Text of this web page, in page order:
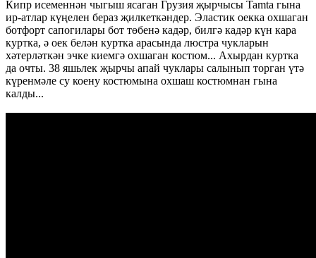
Кипр исеменнән чыгыш ясаган Грузия җырчысы Tamta гына
ир-атлар күңелен бераз җилкеткәндер. Эластик оекка охшаган
ботфорт сапогилары бот төбенә кадәр, билгә кадәр күн кара
куртка, ә оек белән куртка арасында люстра чукларын
хәтерләткән эчке киемгә охшаган костюм... Ахырдан куртка
да очты. 38 яшьлек җырчы апай чуклары салынып торган үтә
күренмәле су коену костюмына охшаш костюмнан гына
калды...